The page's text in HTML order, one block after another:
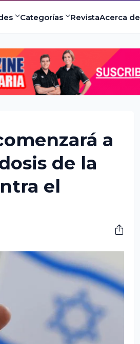
Categorías RevistaAcerca de
a
de la
el